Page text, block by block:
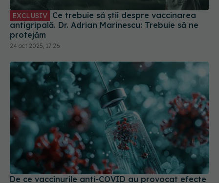
De ce vaccinurile anti-COVID au provocat efecte
adverse
14 feb 2026, 21:44